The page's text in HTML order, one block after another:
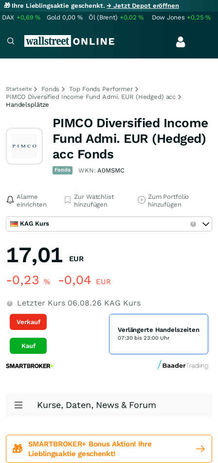
🎁 Ihre Lieblingsaktie geschenkt.→ Jetzt Depot eröffnen
DAX +0,69% Gold 0,00 % Öl (Brent) +0,02% Dow Jones +0,25%
Startseite Fonds
Top Fonds Performer
PIMCO Diversified Income Fund Admi. EUR (Hedged) acc
Handelsplätze
PIMCO Diversified Income
Fund Admi. EUR (Hedged)
acc Fonds
Fonds WKN:A0MSMC
Alarme
einrichten
Zur Watchlist
hinzufügen
Zum Portfolio
hinzufügen
KAG Kurs
17,01 EUR
-0,23 % -0,04 EUR
Letzter Kurs 06.08.26 KAG Kurs
Verkauf
Kauf
Verlängerte Handelszeiten
07:30 bis 23:00 Uhr
Kurse, Daten, News & Forum
🎁
SMARTBROKER+ Bonus Aktion! Ihre
Lieblingsaktie geschenkt!